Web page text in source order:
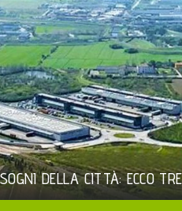
DELLA CITTÀ: ECCO